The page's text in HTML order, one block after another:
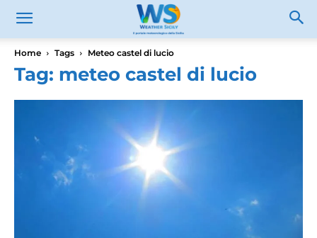
Home Tags Meteo castel di lucio
Tag: meteo castel di lucio